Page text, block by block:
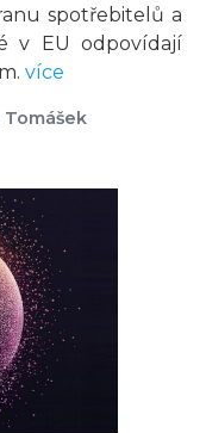
spotřebitelů a
v EU odpovídají
více